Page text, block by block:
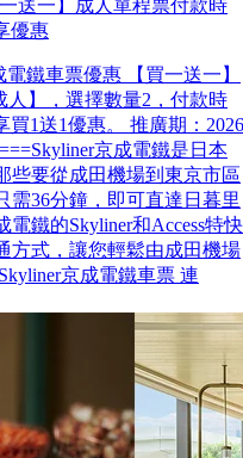
送一】成人單程票付款時
優惠
鐵車票優惠 【買一送一】
】，選擇數量2，付款時
買1送1優惠。 推廣期：2026
京成電鐵是日本
些要從成田機場到東京市區
需36分鐘，即可直達日暮里
鐵的Skyliner和Access特快
方式，讓您輕鬆由成田機場
京成電鐵車票 連